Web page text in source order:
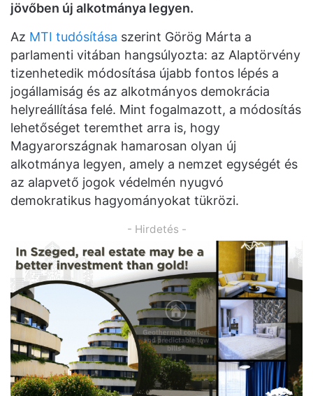
jövőben új alkotmánya legyen.
Az MTI tudósítása szerint Görög Márta a
parlamenti vitában hangsúlyozta: az Alaptörvény
tizenhetedik módosítása újabb fontos lépés a
jogállamiság és az alkotmányos demokrácia
helyreállítása felé. Mint fogalmazott, a módosítás
lehetőséget teremthet arra is, hogy
Magyarországnak hamarosan olyan új
alkotmánya legyen, amely a nemzet egységét és
az alapvető jogok védelmén nyugvó
demokratikus hagyományokat tükrözi.
- Hirdetés -